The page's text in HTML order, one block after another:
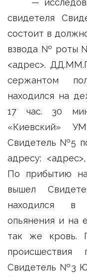
—
свидетеля
состоит в
взвода № роты
<адрес>.
сержантом
находился на
17 час. 30
«Киевский»
Свидетель №5
адресу:
По прибытию
вышел
находился в
опьянения и на
так же кровь.
происшествия
Свидетель №3